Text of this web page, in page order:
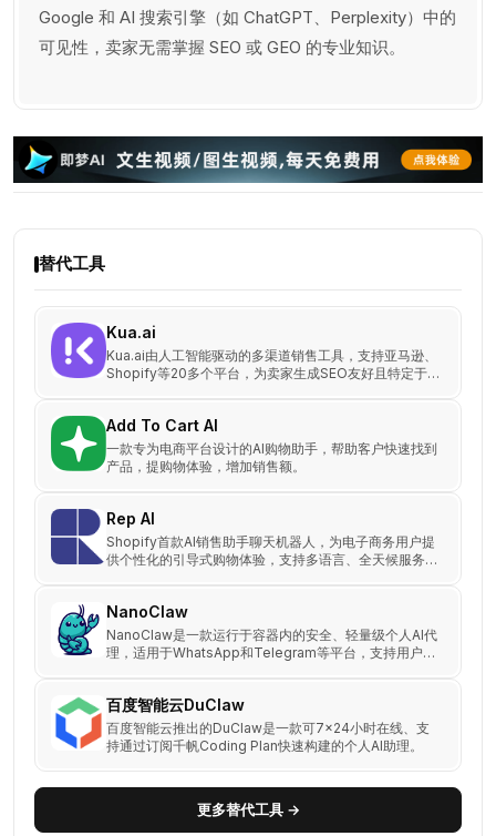
Google 和 AI 搜索引擎（如 ChatGPT、Perplexity）中的
可见性，卖家无需掌握 SEO 或 GEO 的专业知识。
替代工具
Kua.ai
Kua.ai由人工智能驱动的多渠道销售工具，支持亚马逊、
Shopify等20多个平台，为卖家生成SEO友好且特定于渠
Add To Cart AI
一款专为电商平台设计的AI购物助手，帮助客户快速找到
产品，提购物体验，增加销售额。
Rep AI
Shopify首款AI销售助手聊天机器人，为电子商务用户提
供个性化的引导式购物体验，支持多语言、全天候服务，
NanoClaw
NanoClaw是一款运行于容器内的安全、轻量级个人AI代
理，适用于WhatsApp和Telegram等平台，支持用户根
百度智能云DuClaw
百度智能云推出的DuClaw是一款可7x24小时在线、支
持通过订阅千帆Coding Plan快速构建的个人AI助理。
更多替代工具 →